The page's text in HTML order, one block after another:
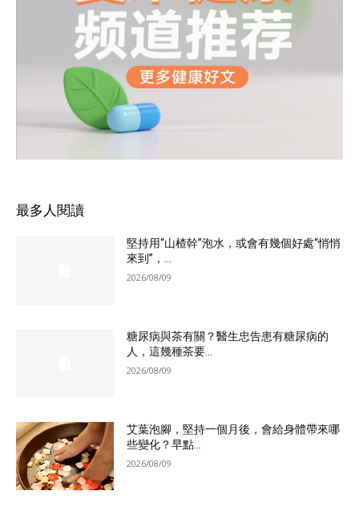
最多人閱讀
堅持用“山楂幹”泡水，或會有幾個好處“悄悄
來到”，...
2026/08/09
糖尿病與茶有關？醫生忠告患有糖尿病的
人，這幾種茶要...
2026/08/09
艾葉泡腳，堅持一個月後，會給身體帶來哪
些變化？早點...
2026/08/09